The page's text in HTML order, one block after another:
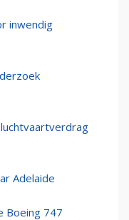
inwendig
Adelaide
Boeing 747